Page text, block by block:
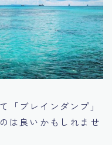
「ブレインダンプ」
は良いかもしれませ